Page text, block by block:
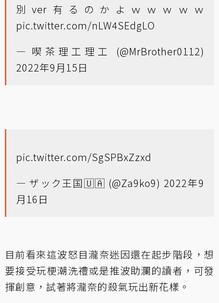
別ver有るのかよｗｗｗｗｗ
pic.twitter.com/nLW4SEdgLO
— 喫茶理工理工 (@MrBrother0112)
2022年9月15日
pic.twitter.com/SgSPBxZzxd
— ザック王国🇺🇦 (@Za9ko9) 2022年9
月16日
目前看來這波怒目瀧奈迷因還在起步階段，想
要接受玩梗潮洗禮或是推波助瀾的讀者，可發
揮創意，試著將瀧奈的殺氣玩出新花樣。